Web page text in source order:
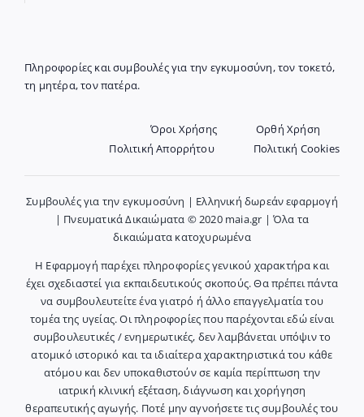
Πληροφορίες και συμβουλές για την εγκυμοσύνη, τον τοκετό,
τη μητέρα, τον πατέρα.
Όροι Χρήσης
Ορθή Χρήση
Πολιτική Απορρήτου
Πολιτική Cookies
Συμβουλές για την εγκυμοσύνη | Ελληνική δωρεάν εφαρμογή
| Πνευματικά Δικαιώματα © 2020 maia.gr | Όλα τα
δικαιώματα κατοχυρωμένα
Η Εφαρμογή παρέχει πληροφορίες γενικού χαρακτήρα και
έχει σχεδιαστεί για εκπαιδευτικούς σκοπούς. Θα πρέπει πάντα
να συμβουλευτείτε ένα γιατρό ή άλλο επαγγελματία του
τομέα της υγείας. Οι πληροφορίες που παρέχονται εδώ είναι
συμβουλευτικές / ενημερωτικές, δεν λαμβάνεται υπόψιν το
ατομικό ιστορικό και τα ιδιαίτερα χαρακτηριστικά του κάθε
ατόμου και δεν υποκαθιστούν σε καμία περίπτωση την
ιατρική κλινική εξέταση, διάγνωση και χορήγηση
θεραπευτικής αγωγής. Ποτέ μην αγνοήσετε τις συμβουλές του